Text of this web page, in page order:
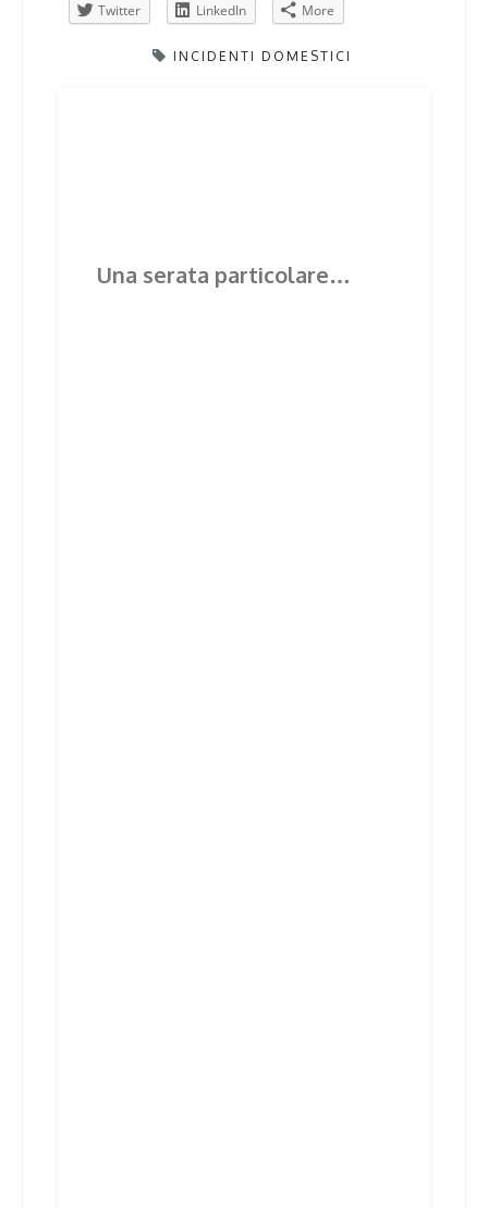
Twitter LinkedIn More
INCIDENTI DOMESTICI
Una serata particolare…